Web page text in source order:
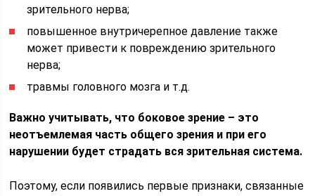
зрительного нерва;
повышенное внутричерепное давление также
может привести к повреждению зрительного
нерва;
травмы головного мозга и т.д.
Важно учитывать, что боковое зрение – это
неотъемлемая часть общего зрения и при его
нарушении будет страдать вся зрительная система.
Поэтому, если появились первые признаки, связанные